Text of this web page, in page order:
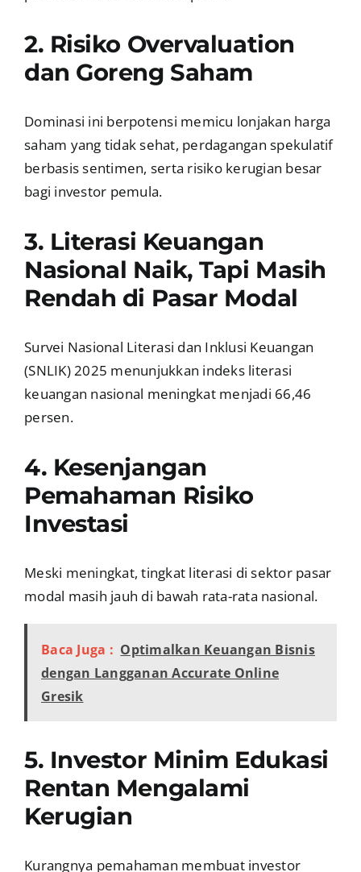
2. Risiko Overvaluation
dan Goreng Saham
Dominasi ini berpotensi memicu lonjakan harga
saham yang tidak sehat, perdagangan spekulatif
berbasis sentimen, serta risiko kerugian besar
bagi investor pemula.
3. Literasi Keuangan
Nasional Naik, Tapi Masih
Rendah di Pasar Modal
Survei Nasional Literasi dan Inklusi Keuangan
(SNLIK) 2025 menunjukkan indeks literasi
keuangan nasional meningkat menjadi 66,46
persen.
4. Kesenjangan
Pemahaman Risiko
Investasi
Meski meningkat, tingkat literasi di sektor pasar
modal masih jauh di bawah rata-rata nasional.
Baca Juga : Optimalkan Keuangan Bisnis
dengan Langganan Accurate Online
Gresik
5. Investor Minim Edukasi
Rentan Mengalami
Kerugian
Kurangnya pemahaman membuat investor